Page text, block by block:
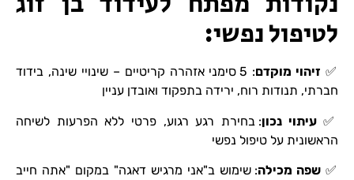
לטיפול נפשי:
✅ זיהוי מוקדם
: 5 סימני אזהרה קריטיים – שינויי שינה, בידוד
חברתי, תנודות רוח, ירידה בתפקוד ואובדן עניין
✅עיתוי נכון: בחירת רגע רגוע, פרטי ללא הפרעות לשיחה
הראשונית על טיפול נפשי
✅ שפה מכילה: שימוש ב"אני מרגיש דאגה" במקום "אתה חייב